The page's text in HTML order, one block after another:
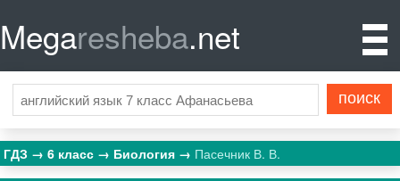
Megaresheba.net
ГДЗ 6 класс Биология Пасечник В. В.